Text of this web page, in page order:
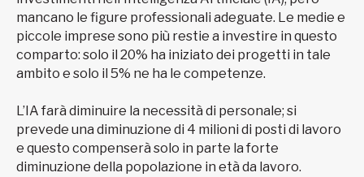
mancano le figure professionali adeguate. Le medie e
piccole imprese sono più restie a investire in questo
comparto: solo il 20% ha iniziato dei progetti in tale
ambito e solo il 5% ne ha le competenze.
L’IA farà diminuire la necessità di personale; si
prevede una diminuzione di 4 milioni di posti di lavoro
e questo compenserà solo in parte la forte
diminuzione della popolazione in età da lavoro.